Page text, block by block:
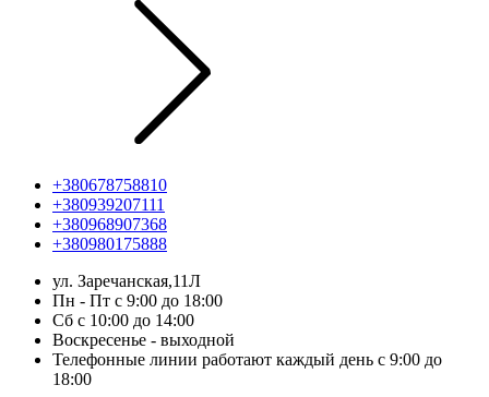
+380678758810
+380939207111
+380968907368
+380980175888
ул. Заречанская,11Л
Пн - Пт с 9:00 до 18:00
Сб с 10:00 до 14:00
Воскресенье - выходной
Телефонные линии работают каждый день с 9:00 до
18:00